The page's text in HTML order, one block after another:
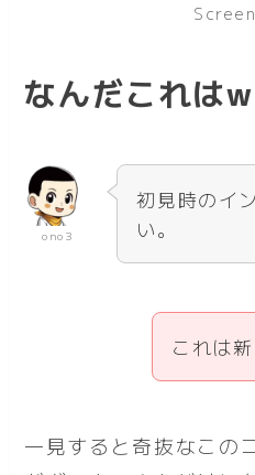
なんだこれは
ono3
初見時のイ
い。
これは新
一見すると奇抜なこの